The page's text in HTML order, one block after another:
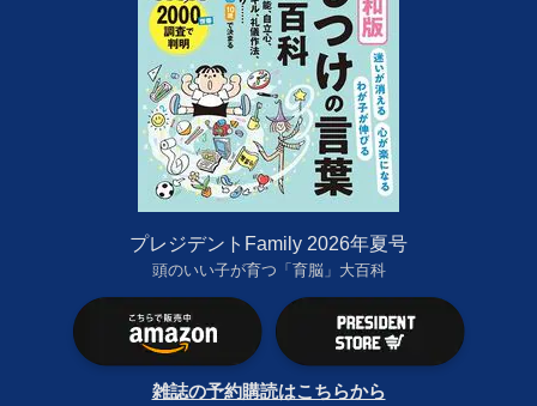
プレジデントFamily 2026年夏号
頭のいい子が育つ「育脳」大百科
雑誌の予約購読はこちらから